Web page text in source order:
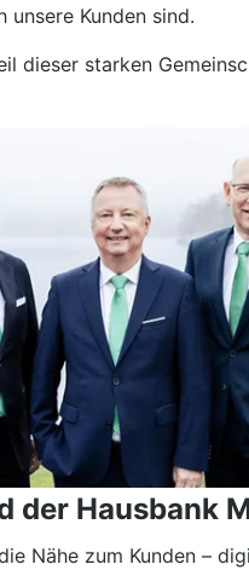
unsere Kunden sind.
dieser starken
der Hausbank
Nähe zum Kunden –